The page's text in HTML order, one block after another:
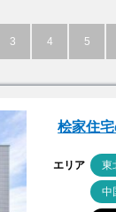
3 4 5
桧家住
エリア 東
中